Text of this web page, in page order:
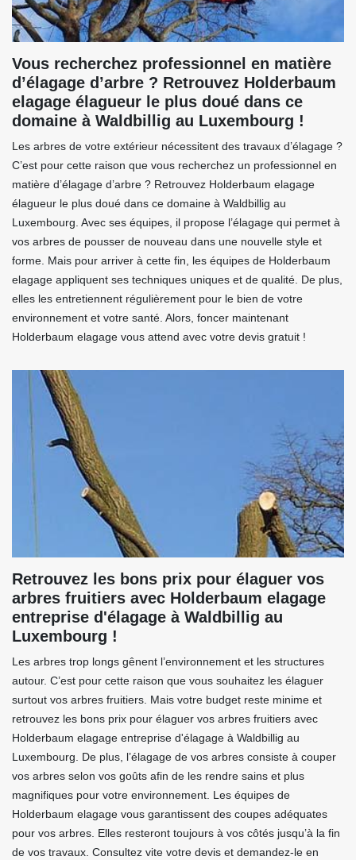
Vous recherchez professionnel en matière
d’élagage d’arbre ? Retrouvez Holderbaum
elagage élagueur le plus doué dans ce
domaine à Waldbillig au Luxembourg !
Les arbres de votre extérieur nécessitent des travaux d’élagage ?
C’est pour cette raison que vous recherchez un professionnel en
matière d’élagage d’arbre ? Retrouvez Holderbaum elagage
élagueur le plus doué dans ce domaine à Waldbillig au
Luxembourg. Avec ses équipes, il propose l’élagage qui permet à
vos arbres de pousser de nouveau dans une nouvelle style et
forme. Mais pour arriver à cette fin, les équipes de Holderbaum
elagage appliquent ses techniques uniques et de qualité. De plus,
elles les entretiennent régulièrement pour le bien de votre
environnement et votre santé. Alors, foncer maintenant
Holderbaum elagage vous attend avec votre devis gratuit !
Retrouvez les bons prix pour élaguer vos
arbres fruitiers avec Holderbaum elagage
entreprise d'élagage à Waldbillig au
Luxembourg !
Les arbres trop longs gênent l’environnement et les structures
autour. C’est pour cette raison que vous souhaitez les élaguer
surtout vos arbres fruitiers. Mais votre budget reste minime et
retrouvez les bons prix pour élaguer vos arbres fruitiers avec
Holderbaum elagage entreprise d'élagage à Waldbillig au
Luxembourg. De plus, l’élagage de vos arbres consiste à couper
vos arbres selon vos goûts afin de les rendre sains et plus
magnifiques pour votre environnement. Les équipes de
Holderbaum elagage vous garantissent des coupes adéquates
pour vos arbres. Elles resteront toujours à vos côtés jusqu’à la fin
de vos travaux. Consultez vite votre devis et demandez-le en